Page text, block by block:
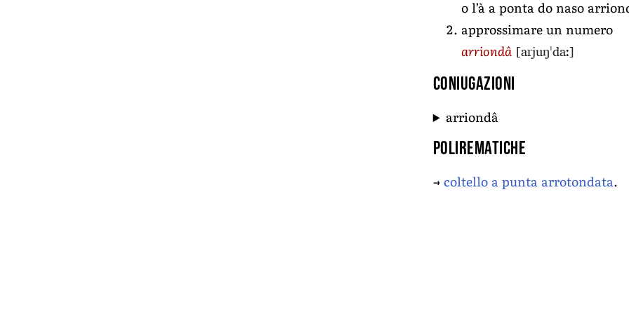
o l’à a ponta do naso
approssimare un numero
arriondâ [arjuŋˈdaː]
Coniugazioni
arriondâ
Polirematiche
→coltello a punta arrotondata.